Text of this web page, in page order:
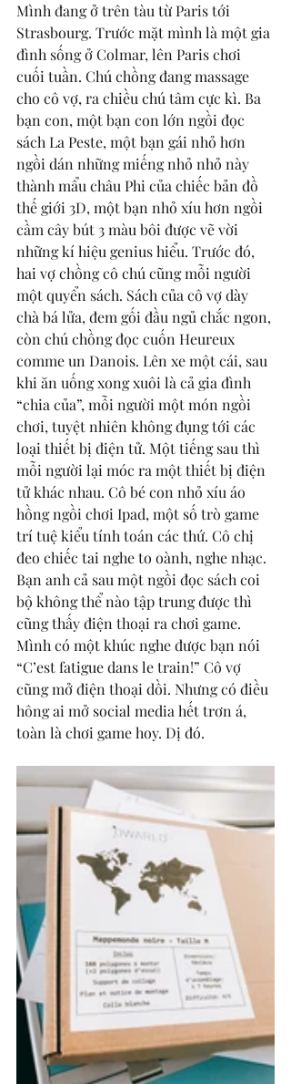
Mình đang ở trên tàu từ Paris tới
Strasbourg. Trước mặt mình là một gia
đình sống ở Colmar, lên Paris chơi
cuối tuần. Chú chồng đang massage
cho cô vợ, ra chiều chú tâm cực kì. Ba
bạn con, một bạn con lớn ngồi đọc
sách La Peste, một bạn gái nhỏ hơn
ngồi dán những miếng nhỏ nhỏ này
thành mẩu châu Phi của chiếc bản đồ
thế giới 3D, một bạn nhỏ xíu hơn ngồi
cầm cây bút 3 màu bôi được vẽ vời
những kí hiệu genius hiểu. Trước đó,
hai vợ chồng cô chú cũng mỗi người
một quyển sách. Sách của cô vợ dày
chà bá lửa, đem gối đầu ngủ chắc ngon,
còn chú chồng đọc cuốn Heureux
comme un Danois. Lên xe một cái, sau
khi ăn uống xong xuôi là cả gia đình
“chia của”, mỗi người một món ngồi
chơi, tuyệt nhiên không đụng tới các
loại thiết bị điện tử. Một tiếng sau thì
mỗi người lại móc ra một thiết bị điện
tử khác nhau. Cô bé con nhỏ xíu áo
hồng ngồi chơi Ipad, một số trò game
trí tuệ kiểu tính toán các thứ. Cô chị
đeo chiếc tai nghe to oành, nghe nhạc.
Bạn anh cả sau một ngồi đọc sách coi
bộ không thể nào tập trung được thì
cũng thấy điện thoại ra chơi game.
Mình có một khúc nghe được bạn nói
“C’est fatigue dans le train!” Cô vợ
cũng mở điện thoại dồi. Nhưng có điều
hông ai mở social media hết trơn á,
toàn là chơi game hoy. Dị đó.